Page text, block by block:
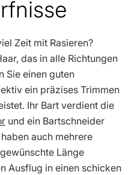
Zeit mit Rasieren?
das in alle Richtungen
Sie einen guten
ein präzises Trimmen
Ihr Bart verdient die
und ein Bartschneider
auch mehrere
Länge
Ausflug in einen schicken